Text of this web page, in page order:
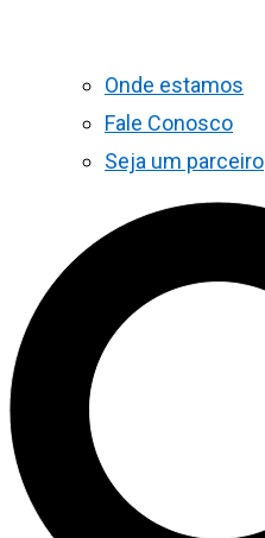
Onde estamos
Fale Conosco
Seja um parceiro